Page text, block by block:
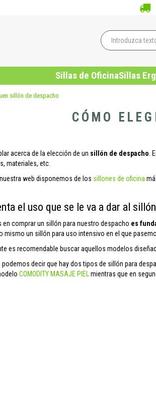
Sillas de OficinaSillas
sillón de despacho
CÓMO
acerca de la elección de un sillón de despacho .
materiales, etc.
web disponemos de los sillones de oficina
el uso que se le va a dar al
en comprar un sillón para nuestro despacho es
mismo un sillón para uso intensivo en el que
es recomendable buscar aquellos modelos
podemos decir que hay dos tipos de sillón para
COMODITY MASAJE PIEL mientras que en